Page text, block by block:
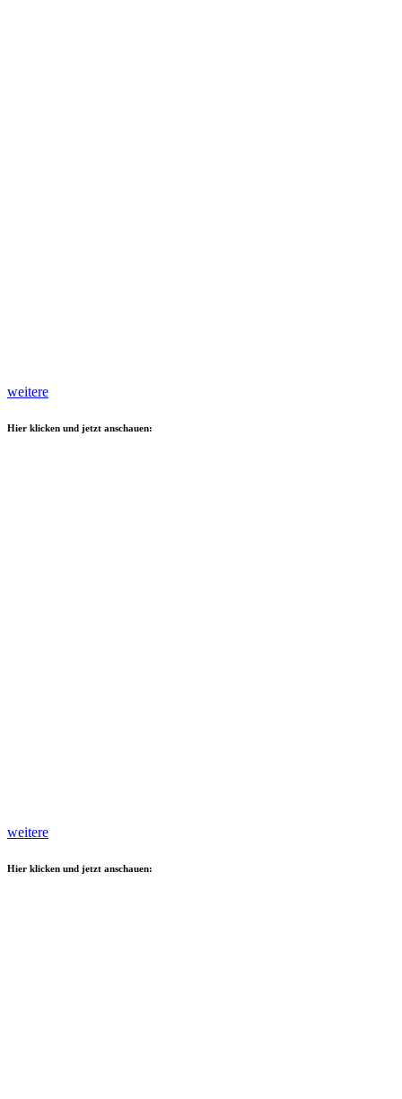
weitere
Hier klicken und jetzt anschauen:
weitere
Hier klicken und jetzt anschauen: